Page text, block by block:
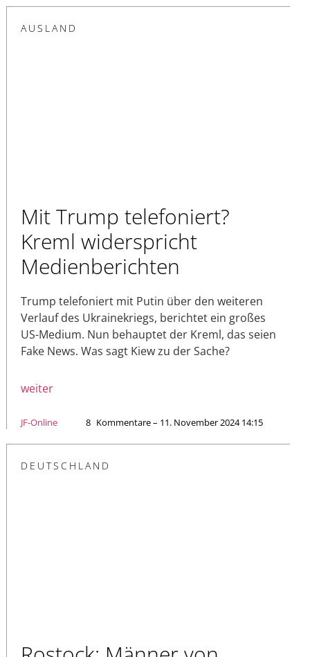
AUSLAND
Mit Trump telefoniert?
Kreml widerspricht
Medienberichten
Trump telefoniert mit Putin über den weiteren
Verlauf des Ukrainekriegs, berichtet ein großes
US-Medium. Nun behauptet der Kreml, das seien
Fake News. Was sagt Kiew zu der Sache?
weiter
JF-Online 8 Kommentare – 11. November 2024 14:15
DEUTSCHLAND